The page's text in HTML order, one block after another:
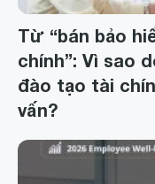
Từ “bán bảo
chính”: Vì sao
đào tạo tài
vấn?